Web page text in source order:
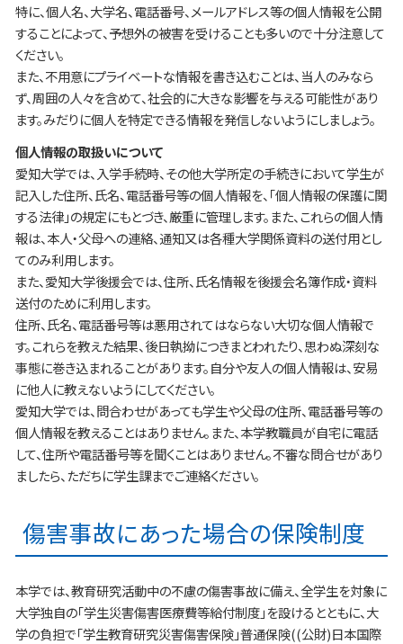
特に、個人名、大学名、電話番号、メールアドレス等の個人情報を公開
することによって、予想外の被害を受けることも多いので十分注意して
ください。
また、不用意にプライベートな情報を書き込むことは、当人のみなら
ず、周囲の人々を含めて、社会的に大きな影響を与える可能性があり
ます。みだりに個人を特定できる情報を発信しないようにしましょう。
個人情報の取扱いについて
愛知大学では、入学手続時、その他大学所定の手続きにおいて学生が
記入した住所、氏名、電話番号等の個人情報を、「個人情報の保護に関
する法律」の規定にもとづき、厳重に管理します。また、これらの個人情
報は、本人・父母への連絡、通知又は各種大学関係資料の送付用とし
てのみ利用します。
また、愛知大学後援会では、住所、氏名情報を後援会名簿作成・資料
送付のために利用します。
住所、氏名、電話番号等は悪用されてはならない大切な個人情報で
す。これらを教えた結果、後日執拗につきまとわれたり、思わぬ深刻な
事態に巻き込まれることがあります。自分や友人の個人情報は、安易
に他人に教えないようにしてください。
愛知大学では、問合わせがあっても学生や父母の住所、電話番号等の
個人情報を教えることはありません。また、本学教職員が自宅に電話
して、住所や電話番号等を聞くことはありません。不審な問合せがあり
ましたら、ただちに学生課までご連絡ください。
傷害事故にあった場合の保険制度
本学では、教育研究活動中の不慮の傷害事故に備え、全学生を対象に
大学独自の「学生災害傷害医療費等給付制度」を設けるとともに、大
学の負担で「学生教育研究災害傷害保険」普通保険((公財)日本国際